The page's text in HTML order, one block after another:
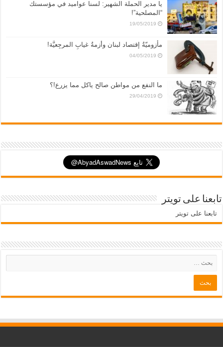
يا مدير الحملة الشهير: لسنا عواميد في مؤسستك
“المصلحية”!
19/05/2019
مأزوميّةُ إقتصاد لبنان وأزمةُ غيابِ المرجِعيَّة!
04/05/2019
ما النفع من مواطن صالح ياكل مما يزرع!؟
29/04/2019
تابعنا على تويتر
تابعنا على تويتر